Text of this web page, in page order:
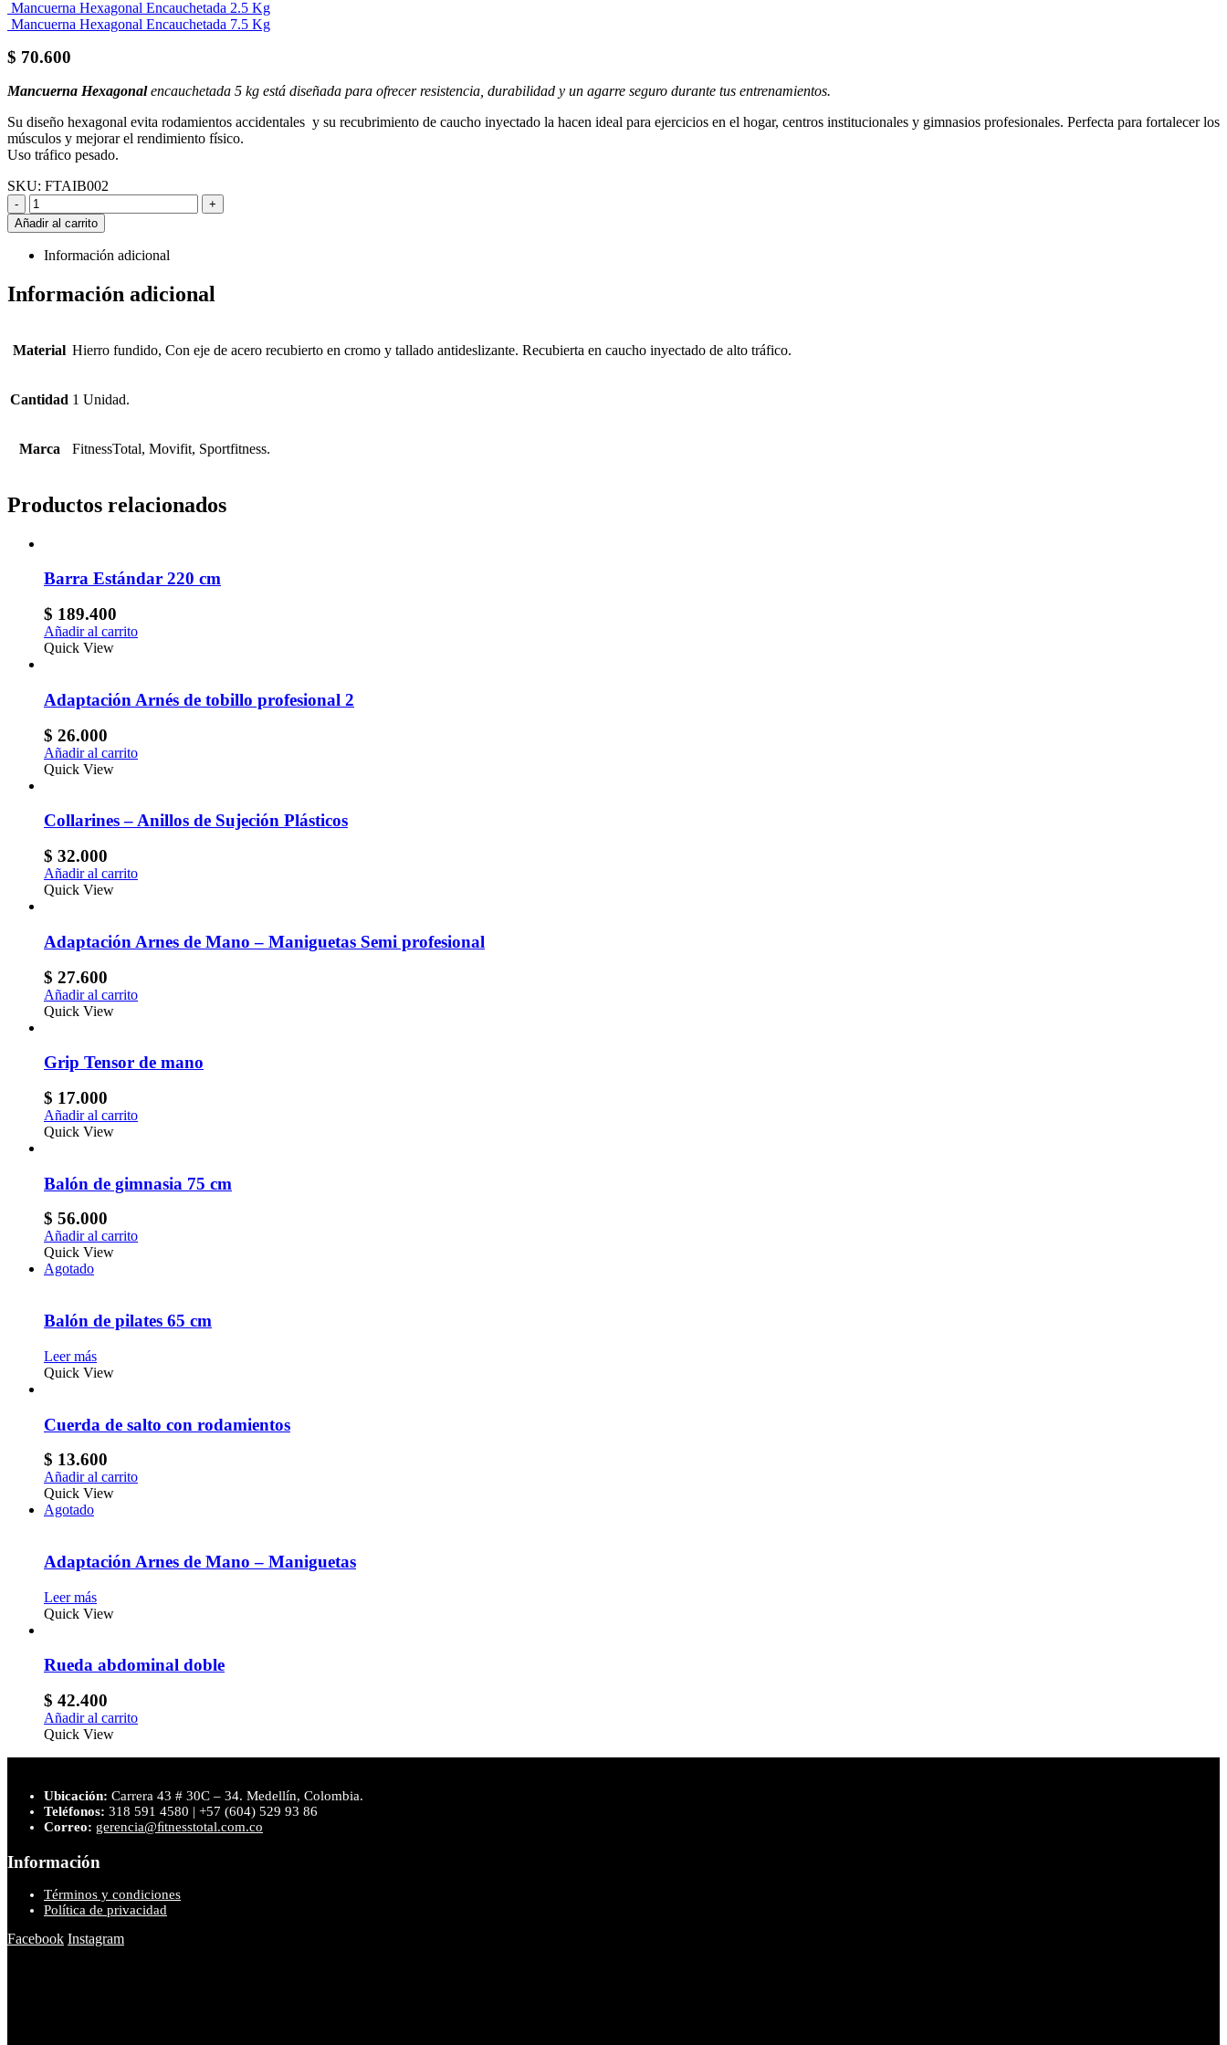
Mancuerna Hexagonal Encauchetada 2.5 Kg
Mancuerna Hexagonal Encauchetada 7.5 Kg
$ 70.600
Mancuerna Hexagonalencauchetada 5 kg está diseñada para ofrecer resistencia, durabilidad y un agarre seguro durante tus entrenamientos.
Su diseño hexagonal evita rodamientos accidentales y su recubrimiento de caucho inyectado la hacen ideal para ejercicios en el hogar, centros institucionales y gimnasios profesionales. Perfecta para fortalecer los
músculos y mejorar el rendimiento físico.
Uso tráfico pesado.
SKU: FTAIB002
-
+
Añadir al carrito
Información adicional
Información adicional
Material Hierro fundido, Con eje de acero recubierto en cromo y tallado antideslizante. Recubierta en caucho inyectado de alto tráfico.
Cantidad 1 Unidad.
Marca FitnessTotal, Movifit, Sportfitness.
Productos relacionados
Barra Estándar 220 cm
$ 189.400
Añadir al carrito
Quick View
Adaptación Arnés de tobillo profesional 2
$ 26.000
Añadir al carrito
Quick View
Collarines – Anillos de Sujeción Plásticos
$ 32.000
Añadir al carrito
Quick View
Adaptación Arnes de Mano – Maniguetas Semi profesional
$ 27.600
Añadir al carrito
Quick View
Grip Tensor de mano
$ 17.000
Añadir al carrito
Quick View
Balón de gimnasia 75 cm
$ 56.000
Añadir al carrito
Quick View
Agotado
Balón de pilates 65 cm
Leer más
Quick View
Cuerda de salto con rodamientos
$ 13.600
Añadir al carrito
Quick View
Agotado
Adaptación Arnes de Mano – Maniguetas
Leer más
Quick View
Rueda abdominal doble
$ 42.400
Añadir al carrito
Quick View
Ubicación: Carrera 43 # 30C – 34. Medellín, Colombia.
Teléfonos: 318 591 4580 | +57 (604) 529 93 86
Correo: gerencia@ﬁtnesstotal.com.co
Información
Términos y condiciones
Política de privacidad
Facebook Instagram